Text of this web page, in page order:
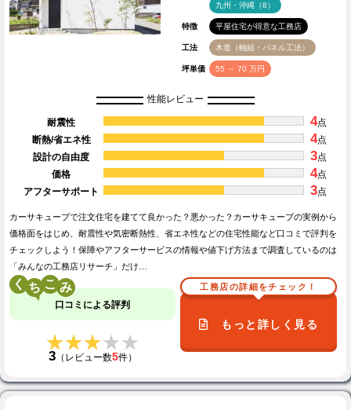
九州・沖縄（8）
特徴 平屋住宅が得意な工務店
工法 木造（軸組・パネル工法）
坪単価 55 ～ 70 万円
性能レビュー
耐震性 4点
断熱/省エネ性
4点
設計の自由度
3点
価格
4点
アフターサポート
3点
カーサキューブで注文住宅を建てて良かった？悪かった？カーサキューブの実例から
価格面をはじめ、耐震性や気密断熱性、省エネ性などの住宅性能など口コミで評判を
チェックしよう！保障やアフターサービスの情報や値下げ方法まで調査しているのは
「みんなの工務店リサーチ」だけ…
く こ
口コミによる評判
★★★★★
★★★★★
3（レビュー数5件）
工務店の詳細をチェック！
もっと詳しく見る